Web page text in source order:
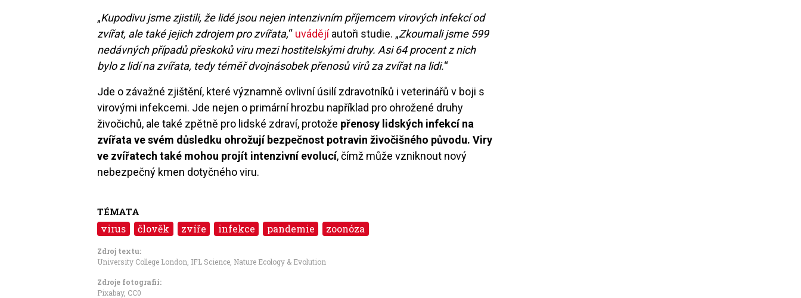
„Kupodivu jsme zjistili, že lidé jsou nejen intenzivním příjemcem virových infekcí od
zvířat, ale také jejich zdrojem pro zvířata,“ uvádějíautoři studie. „Zkoumali jsme 599
nedávných případů přeskoků viru mezi hostitelskými druhy. Asi 64 procent z nich
bylo z lidí na zvířata, tedy téměř dvojnásobek přenosů virů za zvířat na lidi.“
Jde o závažné zjištění, které významně ovlivní úsilí zdravotníků i veterinářů v boji s
virovými infekcemi. Jde nejen o primární hrozbu například pro ohrožené druhy
živočichů, ale také zpětně pro lidské zdraví, protože přenosy lidských infekcí na
zvířata ve svém důsledku ohrožují bezpečnost potravin živočišného původu. Viry
ve zvířatech také mohou projít intenzivní evolucí, čímž může vzniknout nový
nebezpečný kmen dotyčného viru.
TÉMATA
virus člověk zvíře infekce pandemie zoonóza
Zdroj textu:
University College London IFL Science Nature Ecology & Evolution
Zdroje fotografii:
Pixabay, CC0